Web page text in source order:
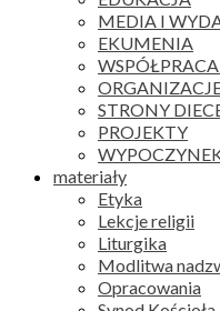
MEDIA I
EKUMENIA
STRONY
PROJEKTY
materiały
Etyka
Lekcje religii
Liturgika
Modlitwa
Opracowania